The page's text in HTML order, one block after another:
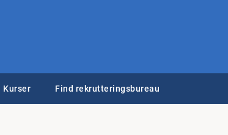
Kurser Find rekrutteringsbureau